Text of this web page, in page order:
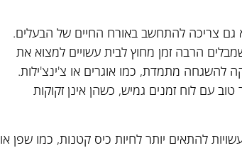
צריכה להתחשב באורח החיים של הבעלים.
הרבה זמן מחוץ לבית עשויים למצוא את
להשגחה מתמדת, כמו אוגרים או צ'ינצ'ילות.
עם לוח זמנים גמיש, כשהן אינן זקוקות
להתאים יותר לחיות כיס קטנות, כמו שפן או